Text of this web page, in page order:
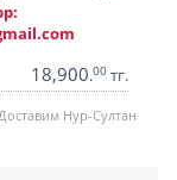
18,900.00 тг.
Нур-Султан